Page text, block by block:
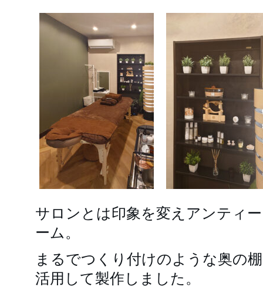
サロンとは印象を変えアンティ
ーム。
まるでつくり付けのような奥の
活用して製作しました。